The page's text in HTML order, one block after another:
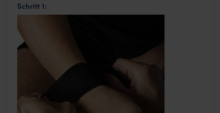
Schritt 1: